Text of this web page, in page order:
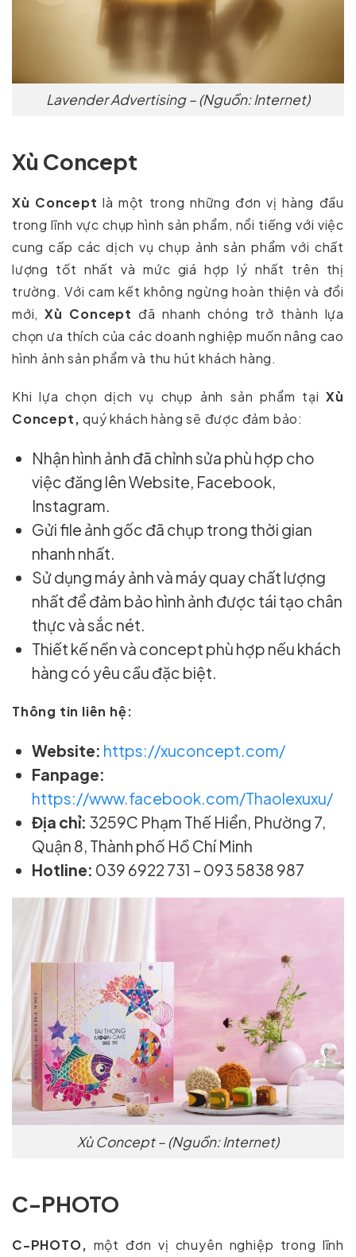
Lavender Advertising – (Nguồn: Internet)
Xù Concept
Xù Concept là một trong những đơn vị hàng đầu
trong lĩnh vực chụp hình sản phẩm, nổi tiếng với việc
cung cấp các dịch vụ chụp ảnh sản phẩm với chất
lượng tốt nhất và mức giá hợp lý nhất trên thị
trường. Với cam kết không ngừng hoàn thiện và đổi
mới,Xù Concept đã nhanh chóng trở thành lựa
chọn ưa thích của các doanh nghiệp muốn nâng cao
hình ảnh sản phẩm và thu hút khách hàng.
Khi lựa chọn dịch vụ chụp ảnh sản phẩm tạiXù
Concept, quý khách hàng sẽ được đảm bảo:
Nhận hình ảnh đã chỉnh sửa phù hợp cho
việc đăng lên Website, Facebook,
Instagram.
Gửi file ảnh gốc đã chụp trong thời gian
nhanh nhất.
Sử dụng máy ảnh và máy quay chất lượng
nhất để đảm bảo hình ảnh được tái tạo chân
thực và sắc nét.
Thiết kế nền và concept phù hợp nếu khách
hàng có yêu cầu đặc biệt.
Thông tin liên hệ:
Website: https://xuconcept.com/
Fanpage:
https://www.facebook.com/Thaolexuxu/
Địa chỉ: 3259C Phạm Thế Hiển, Phường 7,
Quận 8, Thành phố Hồ Chí Minh
Hotline: 039 6922 731 – 093 5838 987
Xù Concept – (Nguồn: Internet)
C-PHOTO
C-PHOTO, một đơn vị chuyên nghiệp trong lĩnh